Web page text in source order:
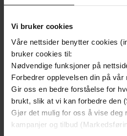
Vi bruker cookies
Våre nettsider benytter cookies
bruker cookies til:
Nødvendige funksjoner på
Forbedrer opplevelsen din på vår
Gir oss en bedre forståelse for
brukt, slik at vi kan forbedre den
Gjør det mulig for oss å vise deg
kampanjer og tilbud
Vinner av Rivertonprisen